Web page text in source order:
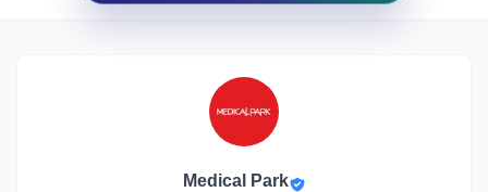
Medical Park